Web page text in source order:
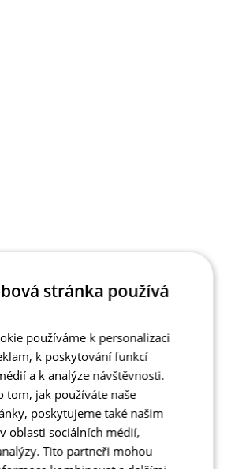
stránka používá
používáme k personalizaci
k poskytování funkcí
a k analýze návštěvnosti.
tom, jak používáte naše
poskytujeme také našim
oblasti sociálních médií,
Tito partneři mohou